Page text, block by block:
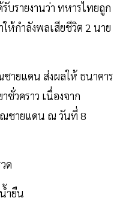
รายงานว่า ทหารไทยถูก
ห้กำลังพลเสียชีวิต 2 นาย
ายแดน ส่งผลให้ ธนาคาร
ชั่วคราว เนื่องจาก
ณชายแดน ณ วันที่ 8
ด
ำยืน